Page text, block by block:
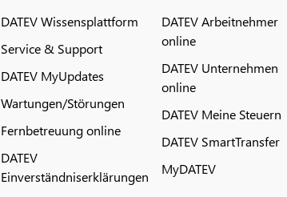
DATEV Wissensplattform
Service & Support
DATEV MyUpdates
Wartungen/Störungen
Fernbetreuung online
DATEV
Einverständniserklärungen
DATEV Arbeitnehmer
online
DATEV Unternehmen
online
DATEV Meine Steuern
DATEV SmartTransfer
MyDATEV